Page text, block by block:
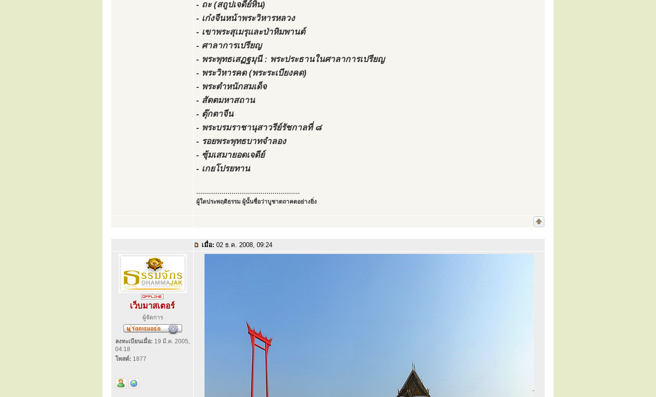
- ถะ (สถูปเจดีย์หิน)
- เก๋งจีนหน้าพระวิหารหลวง
- เขาพระสุเมรุและป่าหิมพานต์
- ศาลาการเปรียญ
- พระพุทธเสฏฐมุนี : พระประธานในศาลาการเปรียญ
- พระวิหารคด (พระระเบียงคด)
- พระตำหนักสมเด็จ
- สัตตมหาสถาน
- ตุ๊กตาจีน
- พระบรมราชานุสาวรีย์รัชกาลที่ ๘
- รอยพระพุทธบาทจำลอง
- ซุ้มเสมายอดเจดีย์
- เกยโปรยทาน
.....................................................
ผู้ใดประพฤติธรรม ผู้นั้นชื่อว่าบูชาตถาคตอย่างยิ่ง
เมื่อ: 02 ธ.ค. 2008, 09:24
เว็บมาสเตอร์
ผู้จัดการ
ลงทะเบียนเมื่อ: 19 มี.ค. 2005,
04:18
โพสต์: 1877